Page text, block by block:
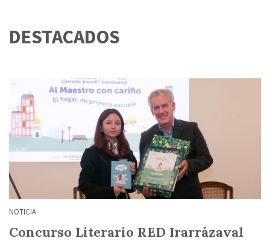
DESTACADOS
NOTICIA
Concurso Literario RED Irarrázaval